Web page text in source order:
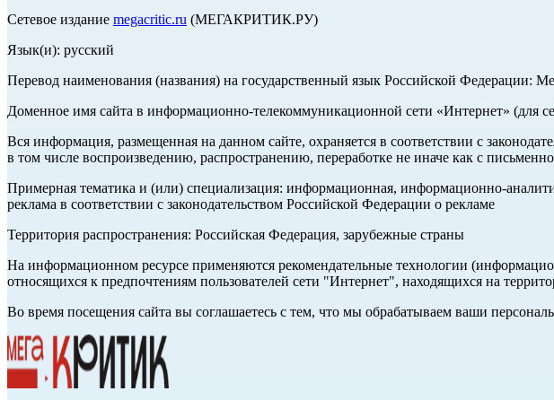
Сетевое издание megacritic.ru (МЕГАКРИТИК.РУ)
Язык(и): русский
Перевод наименования (названия) на государственный язык Российской Федерации:
Доменное имя сайта в информационно-телекоммуникационной сети «Интернет» (для
Вся информация, размещенная на данном сайте, охраняется в соответствии с
в том числе воспроизведению, распространению, переработке не иначе как с
Примерная тематика и (или) специализация: информационная, информационно-
реклама в соответствии с законодательством Российской Федерации о рекламе
Территория распространения: Российская Федерация, зарубежные страны
На информационном ресурсе применяются рекомендательные технологии
относящихся к предпочтениям пользователей сети "Интернет", находящихся на
Во время посещения сайта вы соглашаетесь с тем, что мы обрабатываем ваши